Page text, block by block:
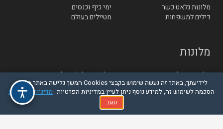
מלונות גלאט כשר
ימי כיף וכנסים
דילים למשפחות
מטיילים בעולם
מלונות
מלונות באילת
מלונות בגליל והגולן
מלונות סובב כנרת
מלונות בטבריה
מלונות בחיפה
מלונות בנתניה
מלונות בירושלים
לידיעתך, באתר זה נעשה שימוש בקבצי Cookies המשך גלישה באתר מהווה
הסכמה לשימוש זה, למידע נוסף ניתן לעיין במדיניות הפרטיות מדיניות הפרטיות
סגור